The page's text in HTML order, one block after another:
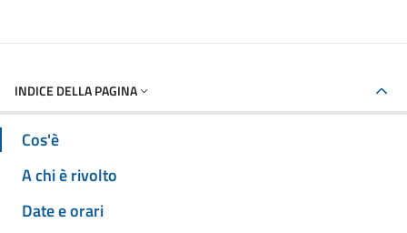
INDICE DELLA PAGINA
Cos'è
A chi è rivolto
Date e orari